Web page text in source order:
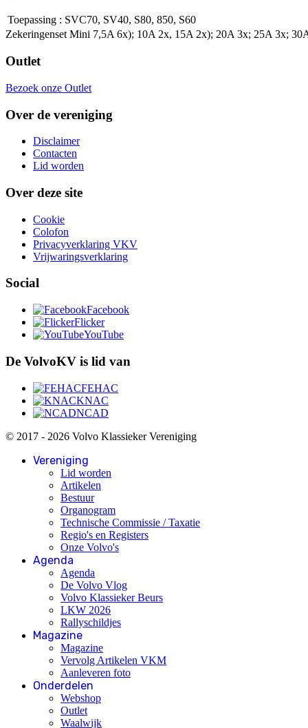
Toepassing : SVC70, SV40, S80, 850, S60
Zekeringenset Mini 7,5A 6x); 10A 2x, 15A 2x); 20A 3x; 25A 3x;
Outlet
Bezoek onze Outlet
Over de vereniging
Disclaimer
Contacten
Lid worden
Over deze site
Cookie
Colofon
Privacyverklaring VKV
Vrijwaringsverklaring
Social
Facebook
Flicker
YouTube
De VolvoKV is lid van
FEHAC
KNAC
NCAD
© 2017 - 2026 Volvo Klassieker Vereniging
Vereniging
Lid worden
Artikelen
Bestuur
Organogram
Technische Commissie / Taxatie
Regio's en Registers
Onze Volvo's
Agenda
Agenda
De Volvo Vlog
Volvo Klassieker Beurs
LKW 2026
Rallyschildjes
Magazine
Magazine
Vervolg Artikelen VKM
Aanleveren foto
Onderdelen
Webshop
Outlet
Waalwijk